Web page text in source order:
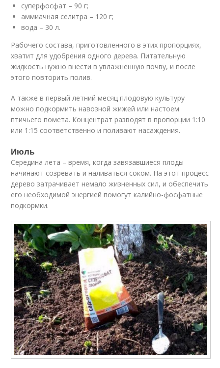
суперфосфат – 90 г;
аммиачная селитра – 120 г;
вода – 30 л.
Рабочего состава, приготовленного в этих пропорциях,
хватит для удобрения одного дерева. Питательную
жидкость нужно внести в увлажненную почву, и после
этого повторить полив.
А также в первый летний месяц плодовую культуру
можно подкормить навозной жижей или настоем
птичьего помета. Концентрат разводят в пропорции 1:10
или 1:15 соответственно и поливают насаждения.
Июль
Середина лета – время, когда завязавшиеся плоды
начинают созревать и наливаться соком. На этот процесс
дерево затрачивает немало жизненных сил, и обеспечить
его необходимой энергией помогут калийно-фосфатные
подкормки.